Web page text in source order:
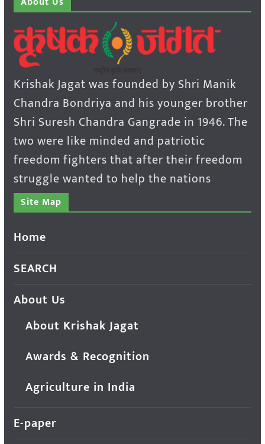
Krishak Jagat was founded by Shri Manik
Chandra Bondriya and his younger brother
Shri Suresh Chandra Gangrade in 1946. The
two were like minded and patriotic
freedom fighters that after their freedom
struggle wanted to help the nations
Site Map
Home
SEARCH
About Us
About Krishak Jagat
Awards & Recognition
Agriculture in India
E-paper